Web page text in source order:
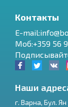
Контакты
E-
Моб:+359 56
Наши
г. Варна, Бул.